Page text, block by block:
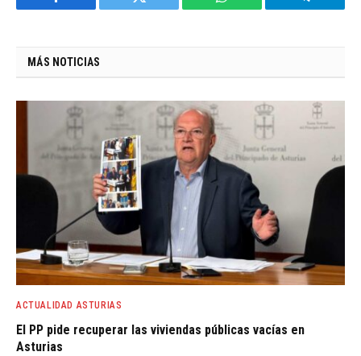
Facebook Twitter WhatsApp Telegram
MÁS NOTICIAS
ACTUALIDAD ASTURIAS
El PP pide recuperar las viviendas públicas vacías en
Asturias